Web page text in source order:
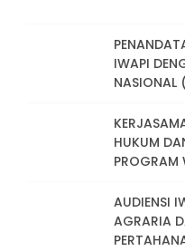
IWAPI
NASIONAL
HUKUM
PROGRAM
AUDIENSI
AGRARIA